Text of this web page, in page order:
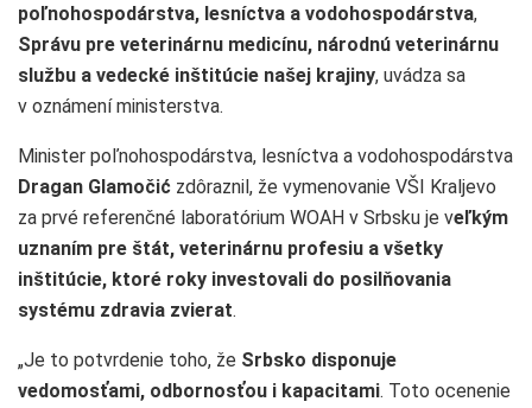
poľnohospodárstva, lesníctva a vodohospodárstva,
Správu pre veterinárnu medicínu, národnú veterinárnu
službu a vedecké inštitúcie našej krajiny, uvádza sa
v oznámení ministerstva.
Minister poľnohospodárstva, lesníctva a vodohospodárstva
Dragan Glamočić zdôraznil, že vymenovanie VŠI Kraljevo
za prvé referenčné laboratórium WOAH v Srbsku je veľkým
uznaním pre štát, veterinárnu profesiu a všetky
inštitúcie, ktoré roky investovali do posilňovania
systému zdravia zvierat.
„Je to potvrdenie toho, že Srbsko disponuje
vedomosťami, odbornosťou i kapacitami. Toto ocenenie